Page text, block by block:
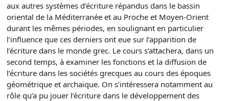
aux autres systèmes d’écriture répandus dans le bassin
oriental de la Méditerranée et au Proche et Moyen-Orient
durant les mêmes périodes, en soulignant en particulier
l’influence que ces derniers ont eue sur l’apparition de
l’écriture dans le monde grec. Le cours s’attachera, dans un
second temps, à examiner les fonctions et la diffusion de
l’écriture dans les sociétés grecques au cours des époques
géométrique et archaïque. On s’intéressera notamment au
rôle qu’a pu jouer l’écriture dans le développement des